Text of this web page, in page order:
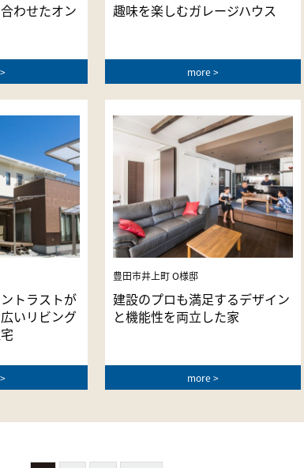
わせたオン
趣味を楽しむガレージハウス
more
トラストが
いリビング
豊田市井上町 O様邸
建設のプロも満足するデザイン
と機能性を両立した家
more